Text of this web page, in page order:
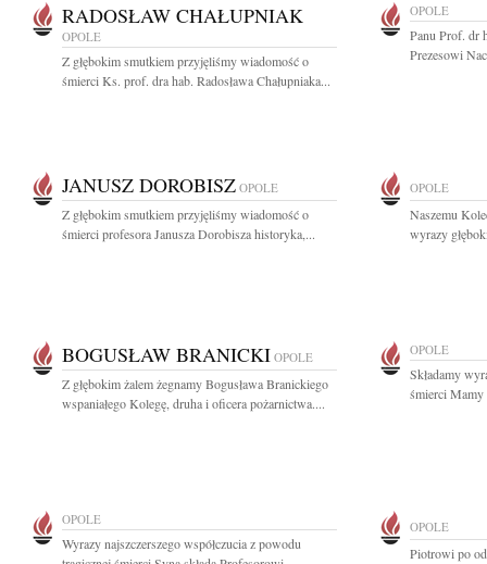
RADOSŁAW CHAŁUPNIAK
OPOLE
Z głębokim smutkiem przyjęliśmy wiadomość o
śmierci Ks. prof. dra hab. Radosława Chałupniaka...
OPOLE
Panu Prof. dr
Prezesowi
JANUSZ DOROBISZ OPOLE
Z głębokim smutkiem przyjęliśmy wiadomość o
śmierci profesora Janusza Dorobisza historyka,...
OPOLE
Naszemu
wyrazy
BOGUSŁAW BRANICKI OPOLE
Z głębokim żalem żegnamy Bogusława Branickiego
wspaniałego Kolegę, druha i oficera pożarnictwa....
OPOLE
Składamy
śmierci
OPOLE
Wyrazy najszczerszego współczucia z powodu
OPOLE
Piotrowi po